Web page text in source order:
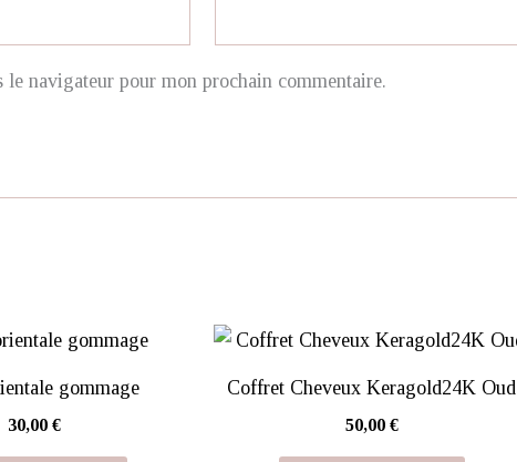
navigateur pour mon prochain commentaire.
gommage
30,00 €
Coffret Cheveux Keragold24K Oud
50,00 €